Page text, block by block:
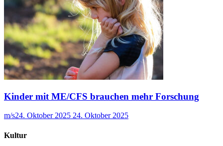
Kinder mit ME/CFS brauchen mehr Forschung
m/s24. Oktober 2025 24. Oktober 2025
Kultur